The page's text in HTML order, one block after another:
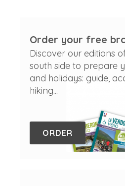
Order your free
Discover our editions
south side to prepare
and holidays: guide,
hiking...
ORDER